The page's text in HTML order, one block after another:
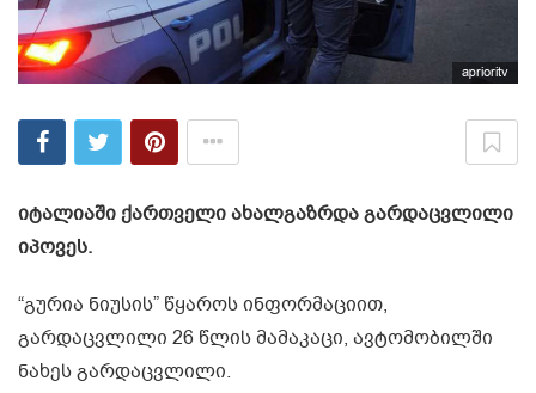
aprioritv
იტალიაში ქართველი ახალგაზრდა გარდაცვლილი
იპოვეს.
“გურია ნიუსის” წყაროს ინფორმაციით,
გარდაცვლილი 26 წლის მამაკაცი, ავტომობილში
ნახეს გარდაცვლილი.